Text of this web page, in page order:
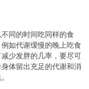
同的时间吃同样的食
如代谢缓慢的晚上吃食
少发胖的几率，要尽可
体留出充足的代谢和消